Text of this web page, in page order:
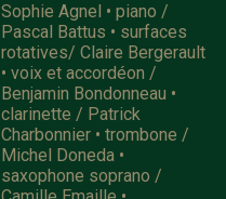
Sophie Agnel • piano /
Pascal Battus • surfaces
rotatives/ Claire Bergerault
• voix et accordéon /
Benjamin Bondonneau •
clarinette / Patrick
Charbonnier • trombone /
Michel Doneda •
saxophone soprano /